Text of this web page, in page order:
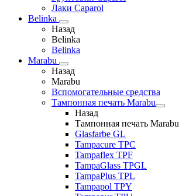
Лаки Caparol
Belinka
Назад
Belinka
Belinka
Marabu
Назад
Marabu
Вспомогательные средства
Тампонная печать Marabu
Назад
Тампонная печать Marabu
Glasfarbe GL
Tampacure TPC
Tampaflex TPF
TampaGlass TPGL
TampaPlus TPL
Tampapol TPY